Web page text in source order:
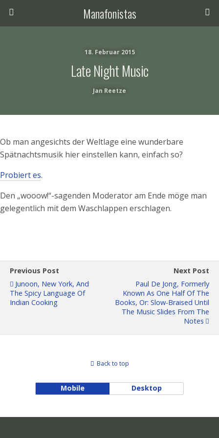
Manafonistas
18. Februar 2015
Late Night Music
Jan Reetze
Ob man angesichts der Weltlage eine wunderbare
Spätnachtsmusik hier einstellen kann, einfach so?
Probiert es.
Den „wooow!“-sagenden Moderator am Ende möge man
gelegentlich mit dem Waschlappen erschlagen.
Previous Post
Junoon, New York, And
The Spicy Language Of
Indian Cooking
Next Post
Paul De Jong, Formerly
Known As One Half Of The
Books, Or: Slow-Braised Until
The Music Slides From The
Notes
Back to top
Mobile Desktop